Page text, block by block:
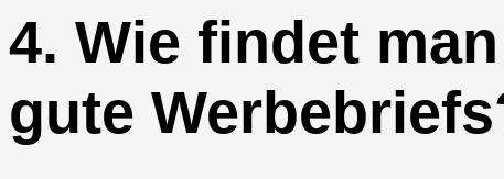
4. Wie findet
gute